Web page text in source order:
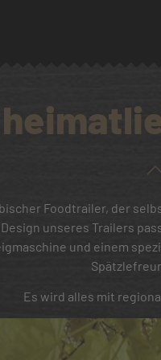
Foodtrailer, der
unseres Trailers
und einem
Es wird alles mit